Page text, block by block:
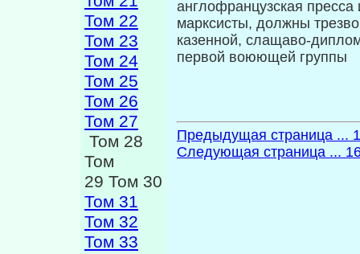
Том 22
Том 23
Том 24
Том 25
Том 26
Том 27
Том 28
Том
29 Том 30
Том 31
Том 32
Том 33
англо­французская
марксисты, должны
казенной, слащаво-
первой воюющей группы
Предыдущая страница ...
Следующая страница ...